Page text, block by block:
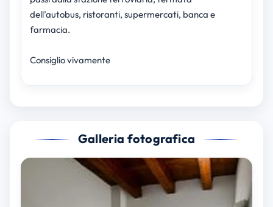
dell’autobus, ristoranti, supermercati, banca e
farmacia.
Consiglio vivamente
Galleria fotografica